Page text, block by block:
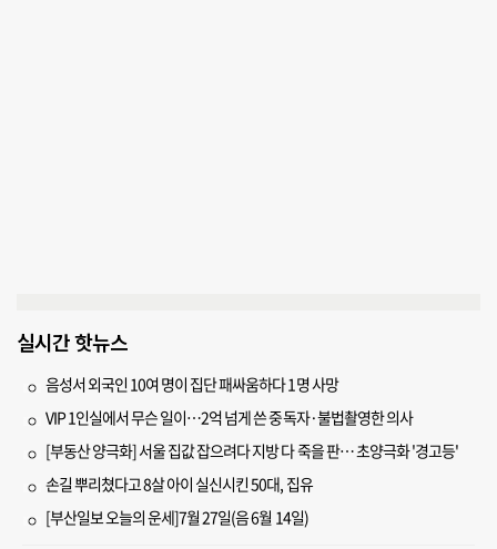
실시간 핫뉴스
음성서 외국인 10여 명이 집단 패싸움하다 1명 사망
VIP 1인실에서 무슨 일이…2억 넘게 쓴 중독자·불법촬영한 의사
[부동산 양극화] 서울 집값 잡으려다 지방 다 죽을 판… 초양극화 '경고등'
손길 뿌리쳤다고 8살 아이 실신시킨 50대, 집유
[부산일보 오늘의 운세]7월 27일(음 6월 14일)